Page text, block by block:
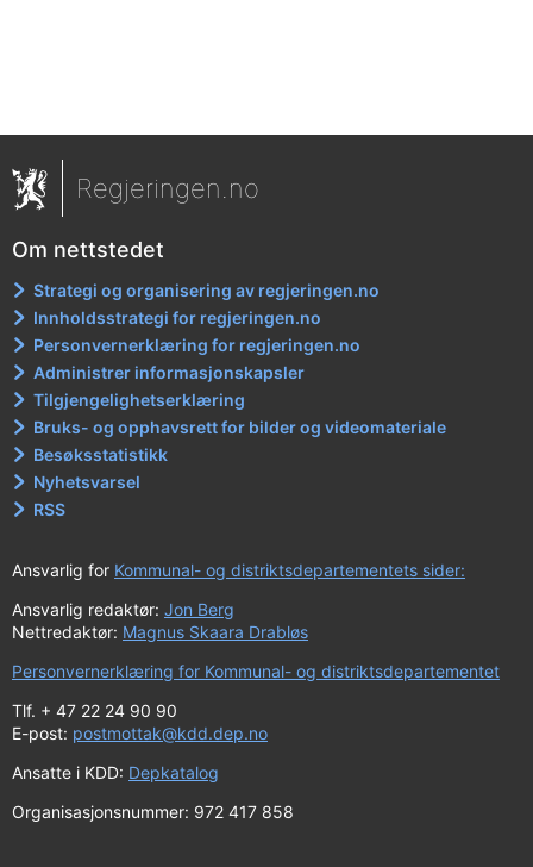
Regjeringen.no
Om nettstedet
Strategi og organisering av regjeringen.no
Innholdsstrategi for regjeringen.no
Personvernerklæring for regjeringen.no
Administrer informasjonskapsler
Tilgjengelighetserklæring
Bruks- og opphavsrett for bilder og videomateriale
Besøksstatistikk
Nyhetsvarsel
RSS
Ansvarlig for Kommunal- og distriktsdepartementets sider:
Ansvarlig redaktør: Jon Berg
Nettredaktør: Magnus Skaara Drabløs
Personvernerklæring for Kommunal- og distriktsdepartementet
Tlf. + 47 22 24 90 90
E-post: postmottak@kdd.dep.no
Ansatte i KDD: Depkatalog
Organisasjonsnummer: 972 417 858